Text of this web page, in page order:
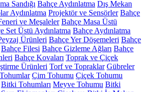
Sandığı Bahçe Aydınlatma Dış Mekan
Aydınlatma Projektör ve Sensörler Bahçe
ve Meşaleler Bahçe Masa Üstü
Set Üstü Aydınlatma Bahçe Aydınlatma
Ürünleri Bahçe Yer Döşemeleri Bahçe
Bahçe Filesi Bahçe Gizleme Ağları Bahçe
Bahçe Kovaları Toprak ve Çiçek
Ürünleri Torf ve Topraklar Gübreler
Tohumlar Çim Tohumu Çiçek Tohumu
Bitki Tohumları Meyve Tohumu Bitki